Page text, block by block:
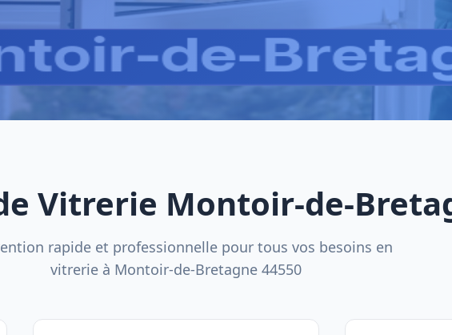
Vitrerie Montoir-de-
rapide et professionnelle pour tous vos besoins en
vitrerie à Montoir-de-Bretagne 44550